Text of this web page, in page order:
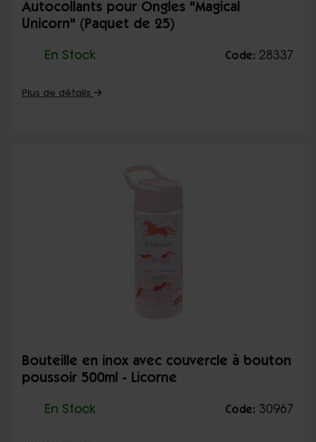
Autocollants pour Ongles "Magical
Unicorn" (Paquet de 25)
En Stock Code: 28337
Plus de détails
Bouteille en inox avec couvercle à bouton
poussoir 500ml - Licorne
En Stock Code: 30967